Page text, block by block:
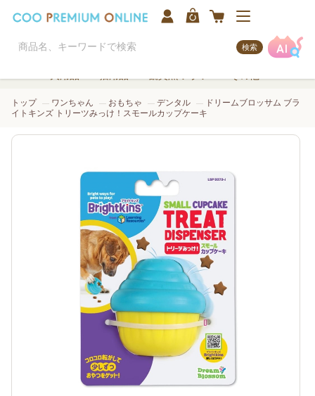
検索
トップ ワンちゃん おもちゃ デンタル
ドリームブロッサム ブラ
イトキンズ トリーツみっけ！スモールカップケーキ